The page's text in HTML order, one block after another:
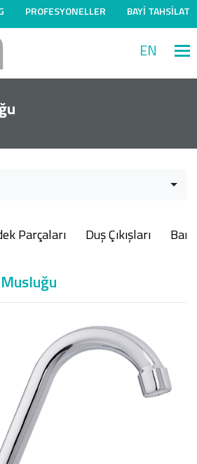
PROFESYONELLER BAYİ TAHSİLAT
EN
Parçaları Duş Çıkışları